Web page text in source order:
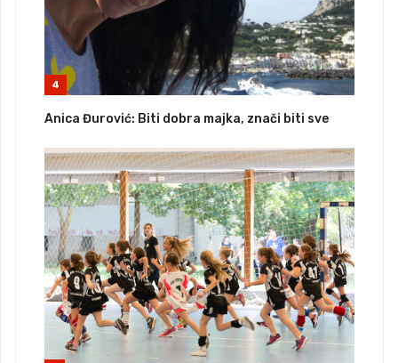
4
Anica Đurović: Biti dobra majka, znači biti sve